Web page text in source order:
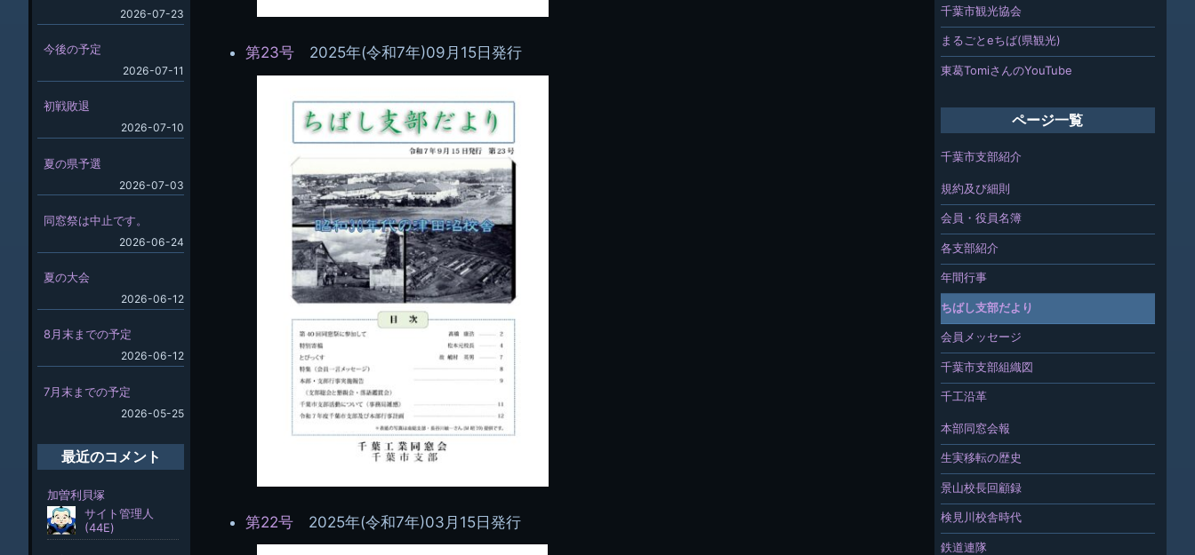
第23号 2025年(令和7年)09月15日発行
第22号 2025年(令和7年)03月15日発行
千葉市観光協会
まるごとeちば(県観光)
東葛TomiさんのYouTube
ページ一覧
千葉市支部紹介
規約及び細則
会員・役員名簿
各支部紹介
年間行事
ちばし支部だより
会員メッセージ
千葉市支部組織図
千工沿革
本部同窓会報
生実移転の歴史
景山校長回顧録
検見川校舎時代
鉄道連隊
2026-07-23
今後の予定
2026-07-11
初戦敗退
2026-07-10
夏の県予選
2026-07-03
同窓祭は中止です。
2026-06-24
夏の大会
2026-06-12
8月末までの予定
2026-06-12
7月末までの予定
2026-05-25
最近のコメント